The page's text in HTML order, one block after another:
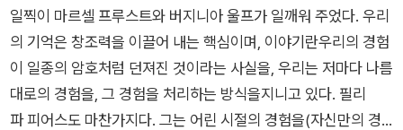
일찍이 마르셀 프루스트와 버지니아 울프가 일깨워 주었다. 우리
의 기억은 창조력을 이끌어 내는 핵심이며, 이야기란우리의 경험
이 일종의 암호처럼 던져진 것이라는 사실을, 우리는 저마다 나름
대로의 경험을, 그 경험을 처리하는 방식을지니고 있다. 필리
파 피어스도 마찬가지다. 그는 어린 시절의 경험을(자신만의 경